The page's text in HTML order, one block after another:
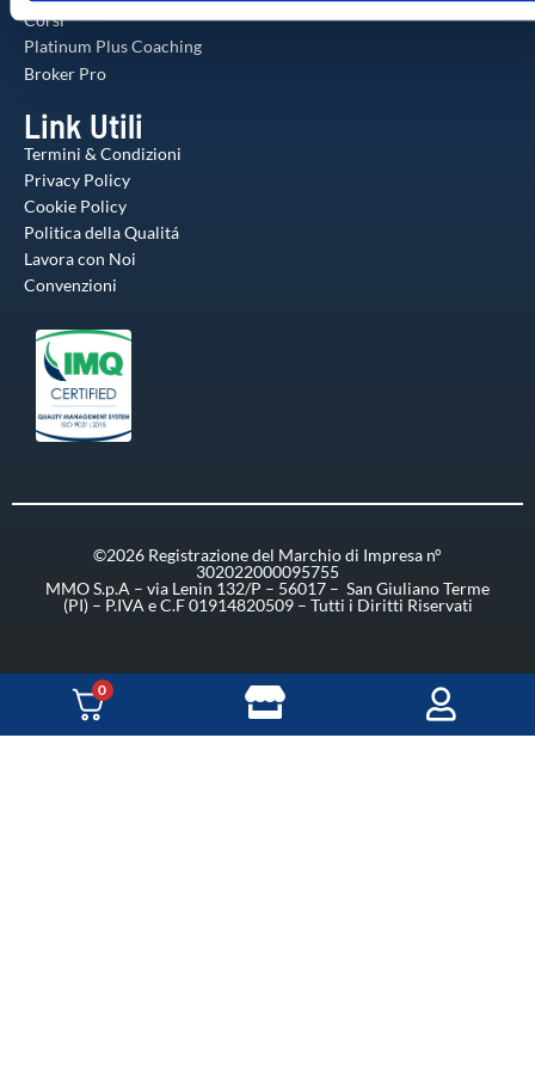
Corsi
Platinum Plus Coaching
Broker Pro
Link Utili
Termini & Condizioni
Privacy Policy
Cookie Policy
Politica della Qualitá
Lavora con Noi
Convenzioni
©2026 Registrazione del Marchio di Impresa n°
302022000095755
MMO S.p.A – via Lenin 132/P – 56017 – San Giuliano Terme
(PI) – P.IVA e C.F 01914820509 – Tutti i Diritti Riservati
0